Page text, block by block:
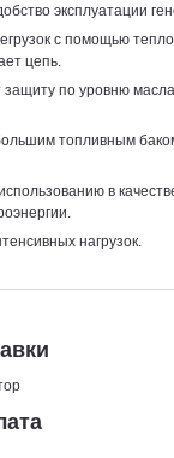
эксплуатации
с помощью
цепь.
защиту по уровню
топливным
в
нагрузок.